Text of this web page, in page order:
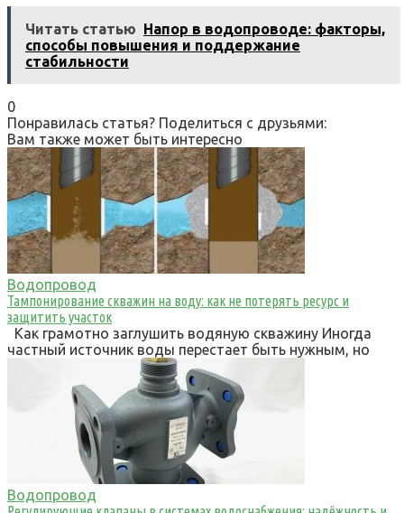
Читать статью Напор в водопроводе: факторы,
способы повышения и поддержание
стабильности
0
Понравилась статья? Поделиться с друзьями:
Вам также может быть интересно
Водопровод
Тампонирование скважин на воду: как не потерять ресурс и
защитить участок
Как грамотно заглушить водяную скважину Иногда
частный источник воды перестает быть нужным, но
Водопровод